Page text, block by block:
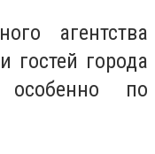
агентства
гостей города
особенно по